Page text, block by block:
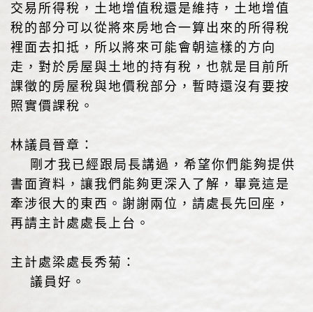
交易所得稅，土地增值稅還是維持，土地增值
稅的部分可以從將來房地合一算出來的所得稅
裡面去扣抵，所以將來可能會朝這樣的方向
走，對於房屋與土地的持有稅，也就是目前所
課徵的房屋稅與地價稅部分，暫時還沒有要按
照實價課稅。
林議員晉章：
剛才我已經跟局長講過，希望你們能夠提供
書面資料，讓我們能夠更深入了解，畢竟這是
牽涉很大的東西。謝謝兩位，請處長先回座，
再請主計處處長上台。
主計處梁處長秀菊：
議員好。